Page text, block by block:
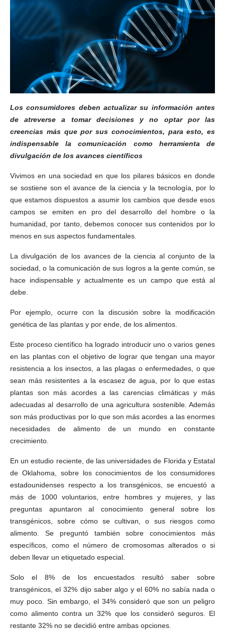
Los consumidores deben actualizar su información antes
de atreverse a tomar decisiones y no optar por las
creencias más que por sus conocimientos, para esto, es
indispensable la comunicación como herramienta de
divulgación de los avances científicos
Vivimos en una sociedad en que los pilares básicos en donde
se sostiene son el avance de la ciencia y la tecnología, por lo
que estamos dispuestos a asumir los cambios que desde esos
campos se emiten en pro del desarrollo del hombre o la
humanidad, por tanto, debemos conocer sus contenidos por lo
menos en sus aspectos fundamentales.
La divulgación de los avances de la ciencia al conjunto de la
sociedad, o la comunicación de sus logros a la gente común, se
hace indispensable y actualmente es un campo que está al
debe.
Por ejemplo, ocurre con la discusión sobre la modificación
genética de las plantas y por ende, de los alimentos.
Este proceso científico ha logrado introducir uno o varios genes
en las plantas con el objetivo de lograr que tengan una mayor
resistencia a los insectos, a las plagas o enfermedades, o que
sean más resistentes a la escasez de agua, por lo que estas
plantas son más acordes a las carencias climáticas y más
adecuadas al desarrollo de una agricultura sostenible. Además
son más productivas por lo que son más acordes a las enormes
necesidades de alimento de un mundo en constante
crecimiento.
En un estudio reciente, de las universidades de Florida y Estatal
de Oklahoma, sobre los conocimientos de los consumidores
estadounidenses respecto a los transgénicos, se encuestó a
más de 1000 voluntarios, entre hombres y mujeres, y las
preguntas apuntaron al conocimiento general sobre los
transgénicos, sobre cómo se cultivan, o sus riesgos como
alimento. Se preguntó también sobre conocimientos más
específicos, como el número de cromosomas alterados o si
deben llevar un etiquetado especial.
Solo el 8% de los encuestados resultó saber sobre
transgénicos, el 32% dijo saber algo y el 60% no sabía nada o
muy poco. Sin embargo, el 34% consideró que son un peligro
como alimento contra un 32% que los consideró seguros. El
restante 32% no se decidió entre ambas opciones.